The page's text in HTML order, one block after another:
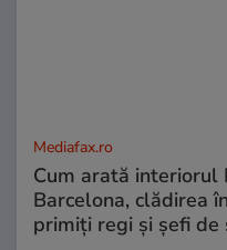
Mediafax.ro
Cum arată interiorul
Barcelona, clădirea
primiți regi și șefi de